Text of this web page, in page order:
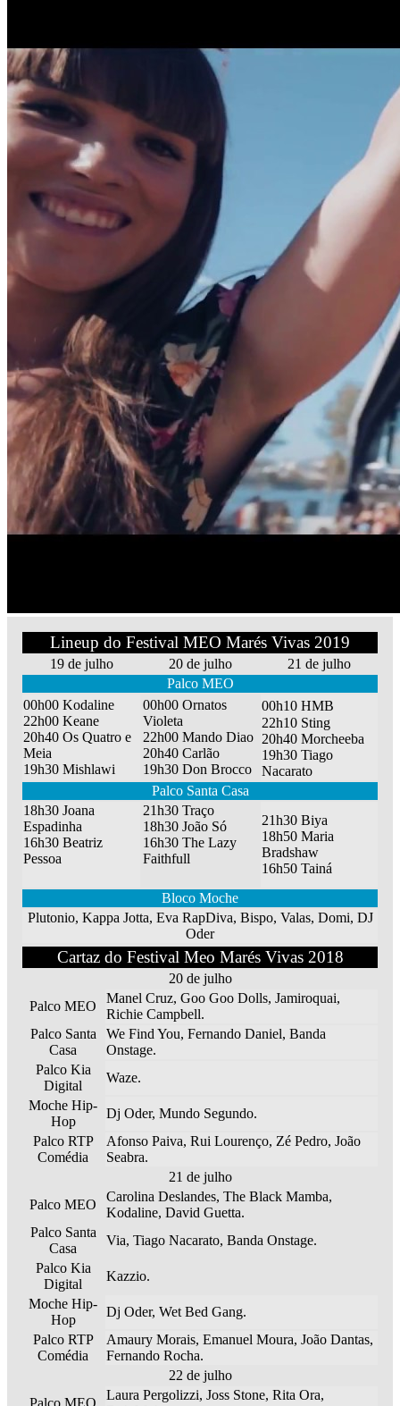
Lineup do Festival MEO Marés Vivas 2019
19 de julho 20 de julho
21 de julho
Palco MEO
00h00 Kodaline
22h00 Keane
20h40 Os Quatro e
Meia
19h30 Mishlawi
00h00 Ornatos
Violeta
22h00 Mando Diao
20h40 Carlão
19h30 Don Brocco
00h10 HMB
22h10 Sting
20h40 Morcheeba
19h30 Tiago
Nacarato
Palco Santa Casa
18h30 Joana
Espadinha
16h30 Beatriz
Pessoa
21h30 Traço
18h30 João Só
16h30 The Lazy
Faithfull
21h30 Biya
18h50 Maria
Bradshaw
16h50 Tainá
Bloco Moche
Plutonio, Kappa Jotta, Eva RapDiva, Bispo, Valas, Domi, DJ
Oder
Cartaz do Festival Meo Marés Vivas 2018
20 de julho
Palco MEO
Manel Cruz, Goo Goo Dolls, Jamiroquai,
Richie Campbell.
Palco Santa
Casa
We Find You, Fernando Daniel, Banda
Onstage.
Palco Kia
Digital
Waze.
Moche Hip-
Hop
Dj Oder, Mundo Segundo.
Palco RTP
Comédia
Afonso Paiva, Rui Lourenço, Zé Pedro, João
Seabra.
21 de julho
Palco MEO
Carolina Deslandes, The Black Mamba,
Kodaline, David Guetta.
Palco Santa
Casa
Via, Tiago Nacarato, Banda Onstage.
Palco Kia
Digital
Kazzio.
Moche Hip-
Hop
Dj Oder, Wet Bed Gang.
Palco RTP
Comédia
Amaury Morais, Emanuel Moura, João Dantas,
Fernando Rocha.
22 de julho
Laura Pergolizzi, Joss Stone, Rita Ora,